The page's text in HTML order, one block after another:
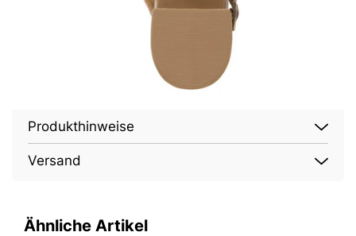
Produkthinweise
Versand
Ähnliche Artikel